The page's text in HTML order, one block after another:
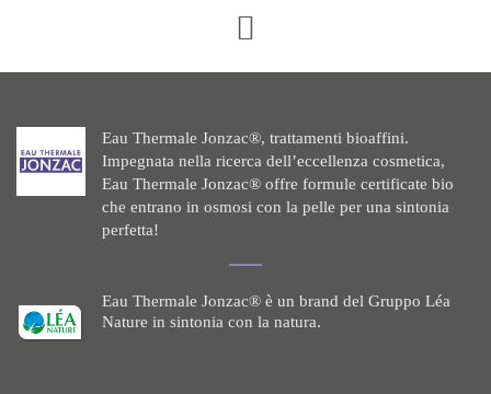
Eau Thermale Jonzac®, trattamenti bioaffini.
Impegnata nella ricerca dell’eccellenza cosmetica,
Eau Thermale Jonzac® offre formule certificate bio
che entrano in osmosi con la pelle per una sintonia
perfetta!
Eau Thermale Jonzac® è un brand del Gruppo Léa
Nature in sintonia con la natura.